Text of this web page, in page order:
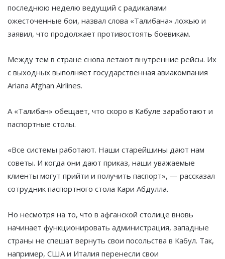
последнюю неделю ведущий с радикалами
ожесточенные бои, назвал слова «Талибана» ложью и
заявил, что продолжает противостоять боевикам.
Между тем в стране снова летают внутренние рейсы. Их
с выходных выполняет государственная авиакомпания
Ariana Afghan Airlines.
А «Талибан» обещает, что скоро в Кабуле заработают и
паспортные столы.
«Все системы работают. Наши старейшины дают нам
советы. И когда они дают приказ, наши уважаемые
клиенты могут прийти и получить паспорт», — рассказал
сотрудник паспортного стола Кари Абдулла.
Но несмотря на то, что в афганской столице вновь
начинает функционировать администрация, западные
страны не спешат вернуть свои посольства в Кабул. Так,
например, США и Италия перенесли свои